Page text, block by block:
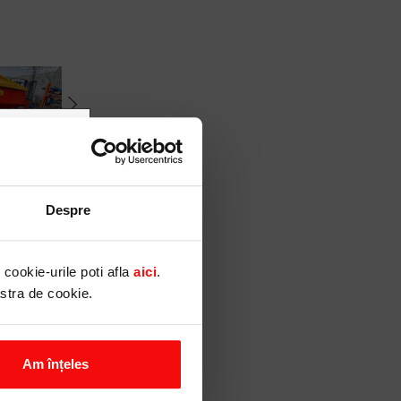
Despre
urile poti afla aici.
de cookie.
Am înțeles
sai) si
la